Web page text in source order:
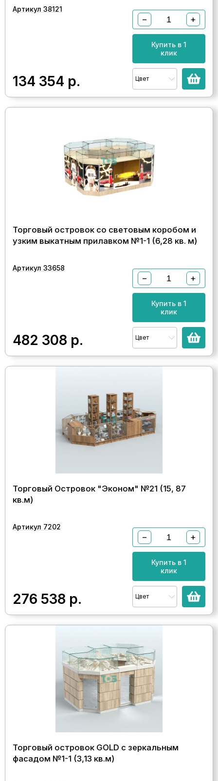
Артикул 38121
134 354 р.
− +
Купить в 1
клик
Цвет
Торговый островок со световым коробом и
узким выкатным прилавком №1-1 (6,28 кв. м)
Артикул 33658
482 308 р.
− +
Купить в 1
клик
Цвет
Торговый Островок "Эконом" №21 (15, 87
кв.м)
Артикул 7202
276 538 р.
− +
Купить в 1
клик
Цвет
Торговый островок GOLD с зеркальным
фасадом №1-1 (3,13 кв.м)